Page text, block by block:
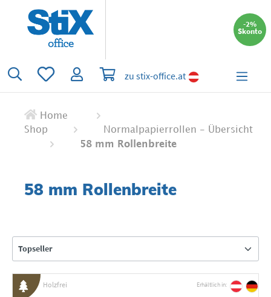
springen
-2%
Skonto
Du hast 0 Produkte auf dem Merkzettel
Warenkorb enthält 0 Positionen. Der
zu stix-office.at
Home
Shop
Normalpapierrollen - Übersicht
58 mm Rollenbreite
58 mm Rollenbreite
Holzfrei Erhältlich in: